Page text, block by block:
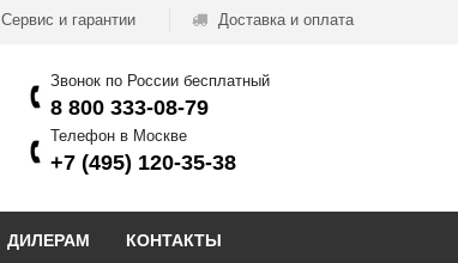
Сервис и гарантии Доставка и оплата
Звонок по России бесплатный
8 800 333-08-79
Телефон в Москве
+7 (495) 120-35-38
ДИЛЕРАМ КОНТАКТЫ